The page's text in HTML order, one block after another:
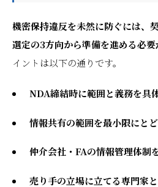
機密保持違反を未然に防ぐには、
選定の3方向から準備を進める必要
イントは以下の通りです。
NDA締結時に範囲と義務を具
情報共有の範囲を最小限にと
仲介会社・FAの情報管理体制
売り手の立場に立てる専門家